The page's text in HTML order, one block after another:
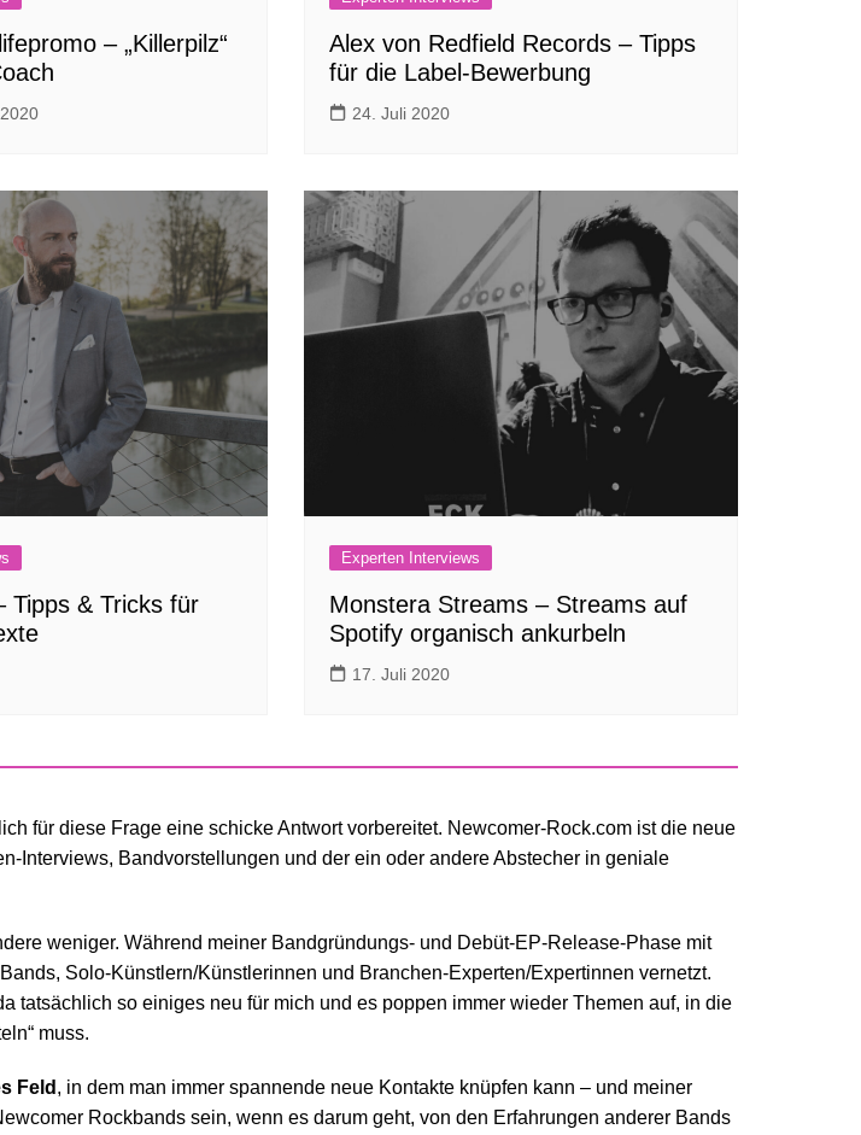
– „Killerpilz“
Alex von Redfield Records – Tipps
für die Label-Bewerbung
24. Juli 2020
Tipps & Tricks für
Experten Interviews
Monstera Streams – Streams auf
Spotify organisch ankurbeln
17. Juli 2020
für diese Frage eine schicke Antwort vorbereitet. Newcomer-Rock.com ist die neue
Interviews, Bandvorstellungen und der ein oder andere Abstecher in geniale
weniger. Während meiner Bandgründungs- und Debüt-EP-Release-Phase mit
Solo-Künstlern/Künstlerinnen und Branchen-Experten/Expertinnen vernetzt.
tatsächlich so einiges neu für mich und es poppen immer wieder Themen auf, in die
muss.
Feld , in dem man immer spannende neue Kontakte knüpfen kann – und meiner
Rockbands sein, wenn es darum geht, von den Erfahrungen anderer Bands